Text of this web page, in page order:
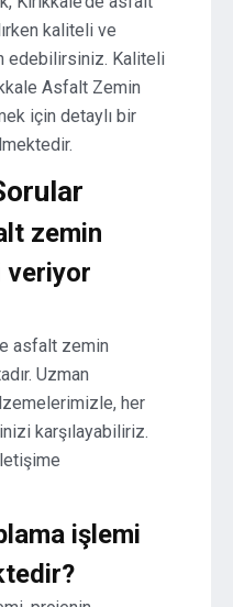
kaliteli ve
edebilirsiniz. Kaliteli
Asfalt Zemin
için detaylı bir
zemin
veriyor
asfalt zemin
Uzman
her
karşılayabiliriz.
işlemi